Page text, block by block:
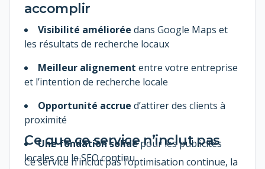
accomplir
Visibilité améliorée dans Google Maps et
les résultats de recherche locaux
Meilleur alignement entre votre entreprise
et l’intention de recherche locale
Opportunité accrue d’attirer des clients à
proximité
Une fondation solidepour les publicités
locales ou le SEO continu
Ce que ce service n’inclut pas
Ce service n’inclut pas l’optimisation continue, la